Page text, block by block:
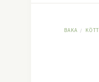
BAKA / KÖTT